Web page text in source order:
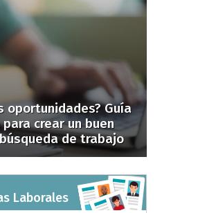
oportunidades? Guía
crear un buen
de trabajo
Laborales